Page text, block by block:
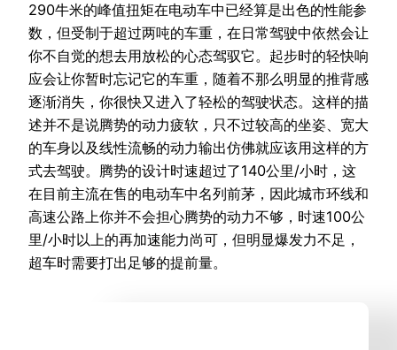
290牛米的峰值扭矩在电动车中已经算是出色的性能参
数，但受制于超过两吨的车重，在日常驾驶中依然会让
你不自觉的想去用放松的心态驾驭它。起步时的轻快响
应会让你暂时忘记它的车重，随着不那么明显的推背感
逐渐消失，你很快又进入了轻松的驾驶状态。这样的描
述并不是说腾势的动力疲软，只不过较高的坐姿、宽大
的车身以及线性流畅的动力输出仿佛就应该用这样的方
式去驾驶。腾势的设计时速超过了140公里/小时，这
在目前主流在售的电动车中名列前茅，因此城市环线和
高速公路上你并不会担心腾势的动力不够，时速100公
里/小时以上的再加速能力尚可，但明显爆发力不足，
超车时需要打出足够的提前量。